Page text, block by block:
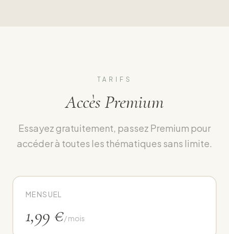
TARIFS
Accès Premium
Essayez gratuitement, passez Premium pour
accéder à toutes les thématiques sans limite.
MENSUEL
1,99 €/ mois